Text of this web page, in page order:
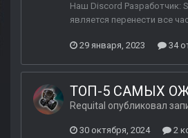
Наш Discord Разработчик:
является перенести все
29 января, 2023 34
ТОП-5 САМЫХ
Requital опубликовал
30 октября, 2024 2